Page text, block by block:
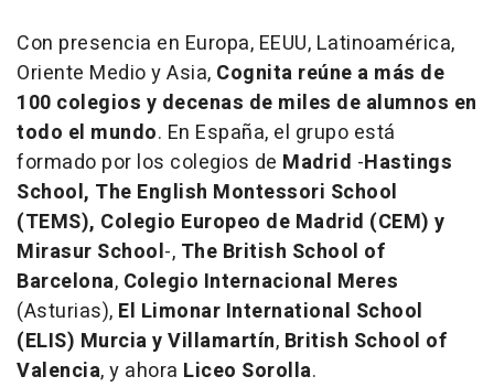
Con presencia en Europa, EEUU, Latinoamérica,
Oriente Medio y Asia, Cognita reúne a más de
100 colegios y decenas de miles de alumnos en
todo el mundo. En España, el grupo está
formado por los colegios de Madrid -Hastings
School, The English Montessori School
(TEMS), Colegio Europeo de Madrid (CEM) y
Mirasur School-, The British School of
Barcelona, Colegio Internacional Meres
(Asturias), El Limonar International School
(ELIS) Murcia y Villamartín, British School of
Valencia, y ahora Liceo Sorolla.